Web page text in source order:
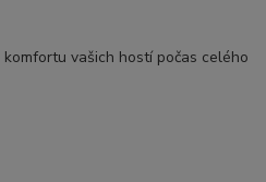
vašich hostí počas celého